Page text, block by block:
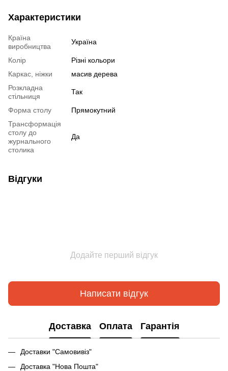
Характеристики
Країна
виробництва
Україна
Колір
Різні кольори
Каркас, ніжки
масив дерева
Розкладна
стільниця
Так
Форма столу
Прямокутний
Трансформація
столу до
журнального
столика
Да
Відгуки
Додайте перший відгук
Написати відгук
Доставка Оплата Гарантія
Доставки "Самовивіз"
Доставка "Нова Пошта"